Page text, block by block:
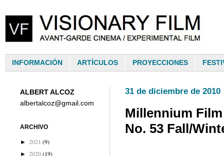
INFORMACIÓN ARTÍCULOS PROYECCIONES
31 de diciembre de 2010
Millennium
No. 53 Fall/
ALBERT ALCOZ
albertalcoz@gmail.com
ARCHIVO
► 2021 (9)
► 2020(19)